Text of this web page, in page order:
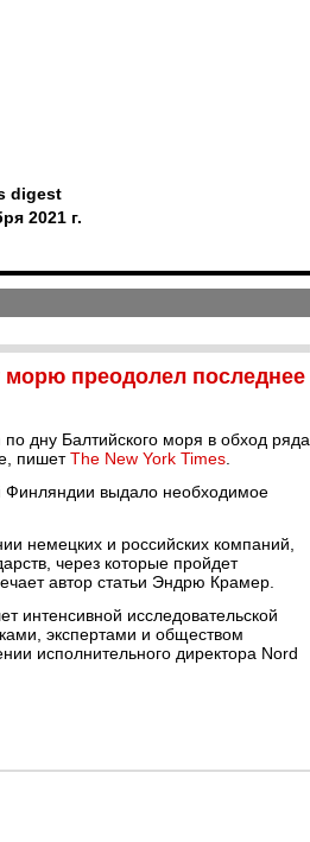
digest
2021 г.
морю преодолел последнее
по дну Балтийского моря в обход ряда
пишетThe New York Times
Финляндии выдало необходимое
немецких и российских компаний,
через которые пройдет
автор статьи Эндрю Крамер.
интенсивной исследовательской
экспертами и обществом
исполнительного директора Nord